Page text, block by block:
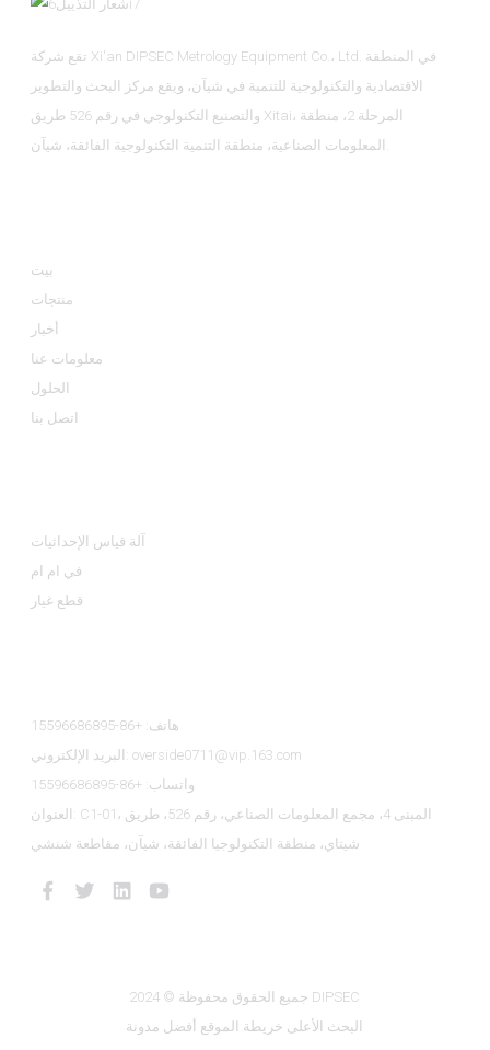
تقع شركة Xi'an DIPSEC Metrology Equipment Co.، Ltd. في المنطقة
الاقتصادية والتكنولوجية للتنمية في شيآن، ويقع مركز البحث والتطوير
والتصنيع التكنولوجي في رقم 526 طريق Xitai، المرحلة 2، منطقة
بيت
منتجات
أخبار
معلومات عنا
الحلول
اتصل بنا
آلة قياس الإحداثيات
في ام ام
قطع غيار
هاتف: +86-15596686895
البريد الإلكتروني: overside0711@vip.163.com
واتساب: +86-15596686895
العنوان: C1-01، المبنى 4، مجمع المعلومات الصناعي، رقم 526، طريق
شيتاي، منطقة التكنولوجيا الفائقة، شيآن، مقاطعة شنشي
جميع الحقوق محفوظة © 2024 DIPSEC
البحث الأعلى خريطة الموقع أفضل مدونة